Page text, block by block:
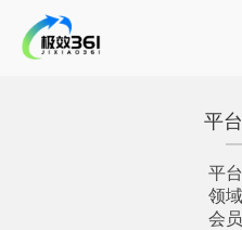
平
平
领
会